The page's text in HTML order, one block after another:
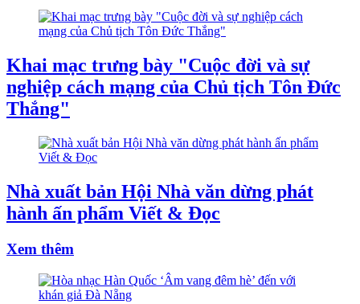
Khai mạc trưng bày "Cuộc đời và sự
nghiệp cách mạng của Chủ tịch Tôn Đức
Thắng"
Nhà xuất bản Hội Nhà văn dừng phát
hành ấn phẩm Viết & Đọc
Xem thêm